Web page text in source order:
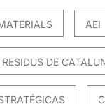
AEI
DE